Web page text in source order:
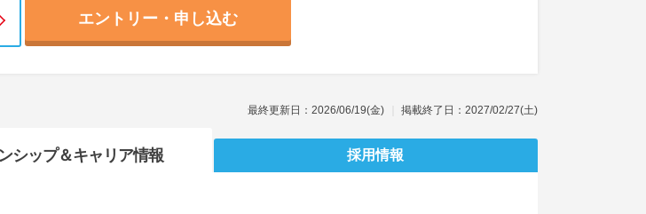
エントリー・申し込む
最終更新日：2026/06/19(金) 掲載終了日：2027/02/27(土)
シップ＆キャリア情報 採用情報